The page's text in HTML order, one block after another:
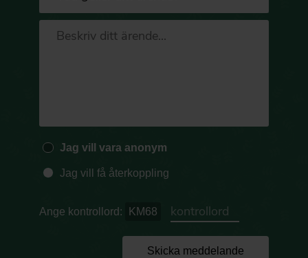
Jag vill vara anonym
Jag vill få återkoppling
Ange kontrollord: KM68
Skicka meddelande